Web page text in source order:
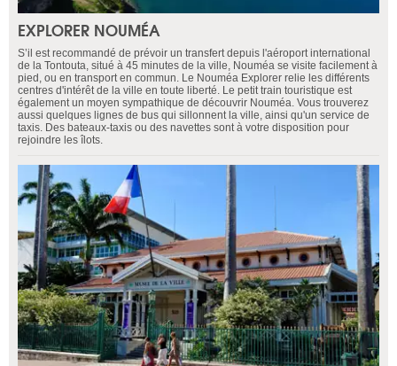
EXPLORER NOUMÉA
S’il est recommandé de prévoir un transfert depuis l'aéroport international
de la Tontouta, situé à 45 minutes de la ville, Nouméa se visite facilement à
pied, ou en transport en commun. Le Nouméa Explorer relie les différents
centres d'intérêt de la ville en toute liberté. Le petit train touristique est
également un moyen sympathique de découvrir Nouméa. Vous trouverez
aussi quelques lignes de bus qui sillonnent la ville, ainsi qu'un service de
taxis. Des bateaux-taxis ou des navettes sont à votre disposition pour
rejoindre les îlots.